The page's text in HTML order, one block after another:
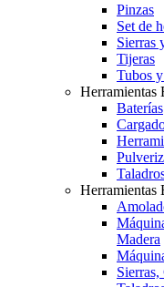
Pinzas
Set de
Sierras
Tijeras
Tubos
Herramientas
Baterías
Herramientas
Madera